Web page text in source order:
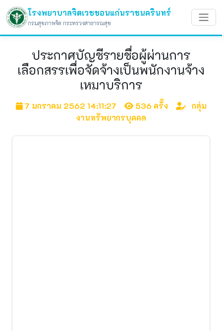
โรงพยาบาลจิตเวชขอนแก่นราชนครินทร์
กรมสุขภาพจิต กระทรวงสาธารณสุข
ประกาศบัญชีรายชื่อผู้ผ่านการ
เลือกสรรเพื่อจัดจ้างเป็นพนักงานจ้าง
เหมาบริการ
7 มกราคม 2562 14:11:27 536 ครั้ง
กลุ่ม
งานทรัพยากรบุคคล